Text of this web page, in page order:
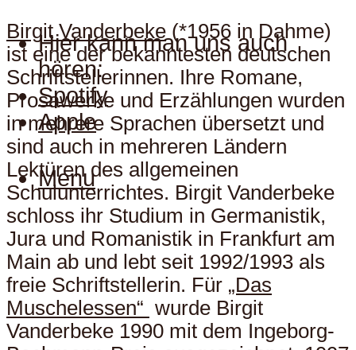
Hier kann man uns auch
hören:
Spotify
Apple
Menu
Birgit Vanderbeke (*1956 in Dahme)
ist eine der bekanntesten deutschen
Schriftstellerinnen. Ihre Romane,
Prosawerke und Erzählungen wurden
in mehrere Sprachen übersetzt und
sind auch in mehreren Ländern
Lektüren des allgemeinen
Schulunterrichtes. Birgit Vanderbeke
schloss ihr Studium in Germanistik,
Jura und Romanistik in Frankfurt am
Main ab und lebt seit 1992/1993 als
freie Schriftstellerin. Für „Das
Muschelessen“ wurde Birgit
Vanderbeke 1990 mit dem Ingeborg-